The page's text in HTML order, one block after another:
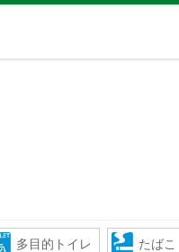
多目的トイレ たばこ